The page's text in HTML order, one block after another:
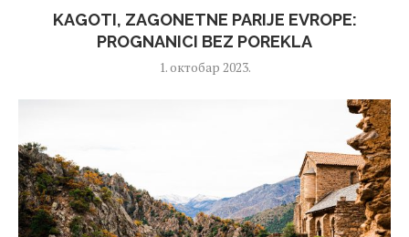
KAGOTI, ZAGONETNE PARIJE EVROPE:
PROGNANICI BEZ POREKLA
1. октобар 2023.